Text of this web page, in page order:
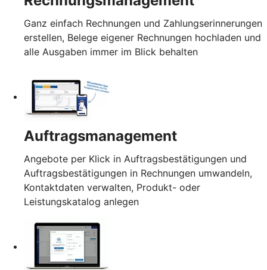
Ganz einfach Rechnungen und Zahlungserinnerungen
erstellen, Belege eigener Rechnungen hochladen und
alle Ausgaben immer im Blick behalten
Auftragsmanagement
Angebote per Klick in Auftragsbestätigungen und
Auftragsbestätigungen in Rechnungen umwandeln,
Kontaktdaten verwalten, Produkt- oder
Leistungskatalog anlegen